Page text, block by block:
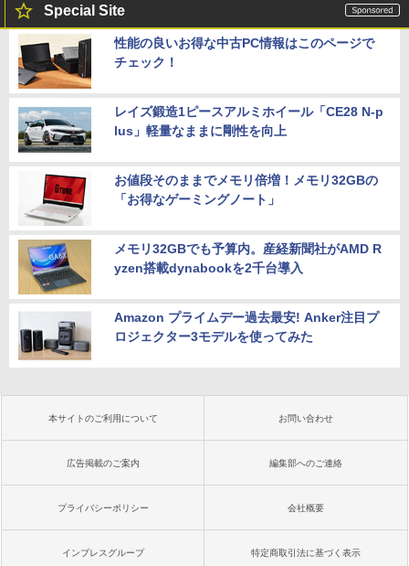
Special Site
性能の良いお得な中古PC情報はこのページで
チェック！
レイズ鍛造1ピースアルミホイール「CE28 N-p
lus」軽量なままに剛性を向上
お値段そのままでメモリ倍増！メモリ32GBの
「お得なゲーミングノート」
メモリ32GBでも予算内。産経新聞社がAMD R
yzen搭載dynabookを2千台導入
Amazon プライムデー過去最安! Anker注目プ
ロジェクター3モデルを使ってみた
本サイトのご利用について お問い合わせ
広告掲載のご案内 編集部へのご連絡
プライバシーポリシー 会社概要
インプレスグループ 特定商取引法に基づく表示